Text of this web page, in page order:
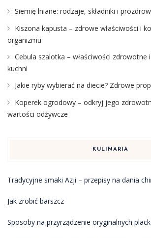
Siemię lniane: rodzaje, składniki i
Kiszona kapusta – zdrowe właściwości i
organizmu
Cebula szalotka – właściwości zdrowotne
kuchni
Jakie ryby wybierać na diecie? Zdrowe
Koperek ogrodowy – odkryj jego
wartości odżywcze
KULINARIA
Tradycyjne smaki Azji – przepisy na dania
Jak zrobić barszcz
Sposoby na przyrządzenie oryginalnych